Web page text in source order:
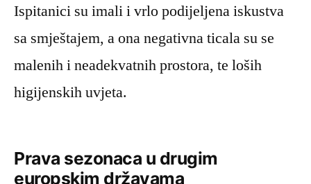
Ispitanici su imali i vrlo podijeljena iskustva
sa smještajem, a ona negativna ticala su se
malenih i neadekvatnih prostora, te loših
higijenskih uvjeta.
Prava sezonaca u drugim
europskim državama